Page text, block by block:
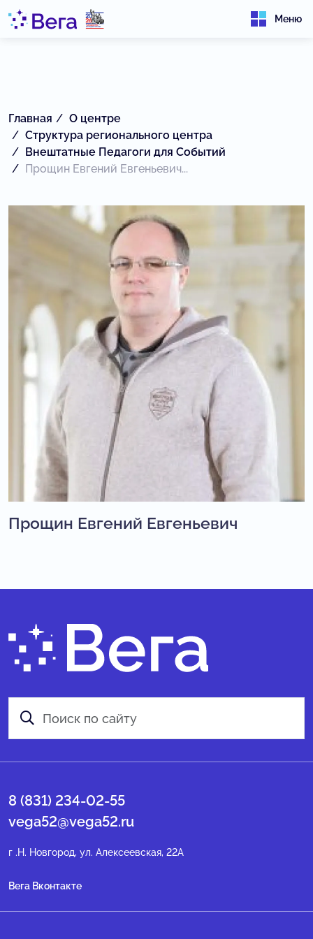
Меню
Главная
О центре
Структура регионального центра
Внештатные Педагоги для Событий
Прощин Евгений Евгеньевич...
Прощин Евгений Евгеньевич
8 (831) 234-02-55
vega52@vega52.ru
г .Н. Новгород, ул. Алексеевская, 22А
Вега Вконтакте